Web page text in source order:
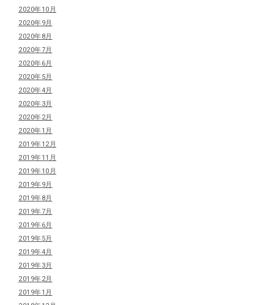
2020年10月
2020年9月
2020年8月
2020年7月
2020年6月
2020年5月
2020年4月
2020年3月
2020年2月
2020年1月
2019年12月
2019年11月
2019年10月
2019年9月
2019年8月
2019年7月
2019年6月
2019年5月
2019年4月
2019年3月
2019年2月
2019年1月